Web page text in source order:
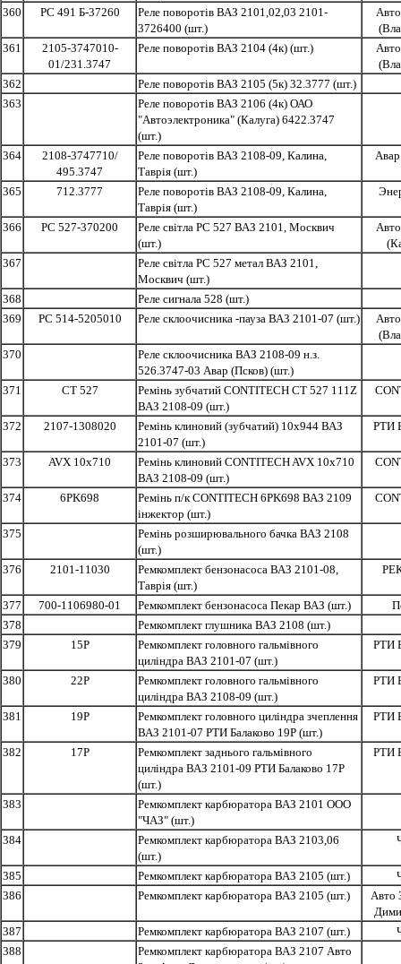
360 РС 491 Б-37260
Реле поворотів ВАЗ 2101,02,03 2101-
3726400 (шт.)
361
2105-3747010-
01/231.3747
Реле поворотів ВАЗ 2104 (4к) (шт.)
362
Реле поворотів ВАЗ 2105 (5к) 32.3777 (шт.)
363
Реле поворотів ВАЗ 2106 (4к) ОАО
"Автоэлектроника" (Калуга) 6422.3747
(шт.)
364
2108-3747710/
495.3747
Реле поворотів ВАЗ 2108-09, Калина,
Таврія (шт.)
365 712.3777
Реле поворотів ВАЗ 2108-09, Калина,
Таврія (шт.)
366 РС 527-370200
Реле світла РС 527 ВАЗ 2101, Москвич
(шт.)
367
Реле світла РС 527 метал ВАЗ 2101,
Москвич (шт.)
368
Реле сигнала 528 (шт.)
369
РС 514-5205010 Реле склоочисника -пауза ВАЗ 2101-07 (шт.)
370
Реле склоочисника ВАЗ 2108-09 н.з.
526.3747-03 Авар (Псков) (шт.)
371
CT 527
Ремінь зубчатий CONTITECH CT 527 111Z
ВАЗ 2108-09 (шт.)
372 2107-1308020
Ремінь клиновий (зубчатий) 10x944 ВАЗ
2101-07 (шт.)
РТИ
373 AVX 10x710
Ремінь клиновий CONTITECH AVX 10x710
ВАЗ 2108-09 (шт.)
374 6PK698
Ремінь п/к CONTITECH 6PK698 ВАЗ 2109
інжектор (шт.)
375
Ремінь розширювального бачка ВАЗ 2108
(шт.)
376
2101-11030
Ремкомплект бензонасоса ВАЗ 2101-08,
Таврія (шт.)
377 700-1106980-01 Ремкомплект бензонасоса Пекар ВАЗ (шт.)
378
Ремкомплект глушника ВАЗ 2108 (шт.)
379
15Р
Ремкомплект головного гальмівного
циліндра ВАЗ 2101-07 (шт.)
РТИ
380 22Р
Ремкомплект головного гальмівного
циліндра ВАЗ 2108-09 (шт.)
РТИ
381 19Р
Ремкомплект головного циліндра зчеплення
ВАЗ 2101-07 РТИ Балаково 19Р (шт.)
РТИ
382 17Р
Ремкомплект заднього гальмівного
циліндра ВАЗ 2101-09 РТИ Балаково 17Р
(шт.)
РТИ
383
Ремкомплект карбюратора ВАЗ 2101 ООО
"ЧАЗ" (шт.)
384
Ремкомплект карбюратора ВАЗ 2103,06
(шт.)
385 Ремкомплект карбюратора ВАЗ 2105 (шт.)
386
Ремкомплект карбюратора ВАЗ 2105 (шт.)
Авто
387
Ремкомплект карбюратора ВАЗ 2107 (шт.)
388
Ремкомплект карбюратора ВАЗ 2107 Авто